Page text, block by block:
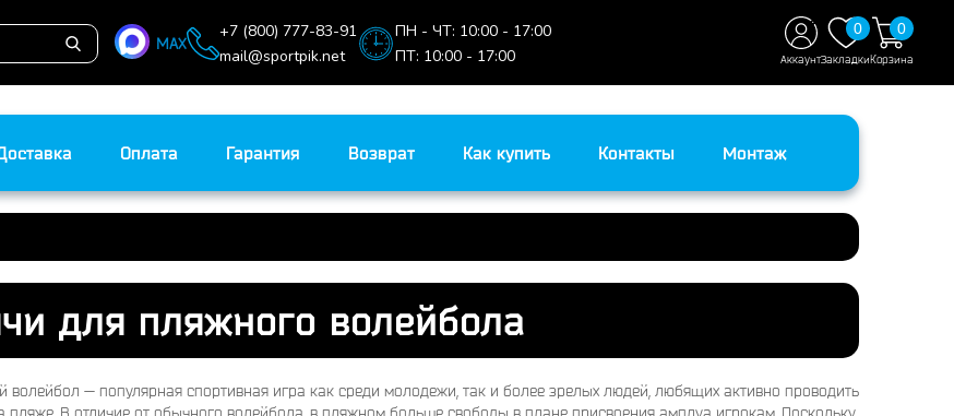
MAX
+7 (800) 777-83-91
mail@sportpik.net
ПН - ЧТ: 10:00 - 17:00
ПТ: 10:00 - 17:00
АккаунтЗакладки
0
Корзина
0
Оплата Гарантия Возврат Как купить Контакты Монтаж
для пляжного волейбола
волейбол — популярная спортивная игра как среди молодежи, так и более зрелых людей, любящих активно проводить